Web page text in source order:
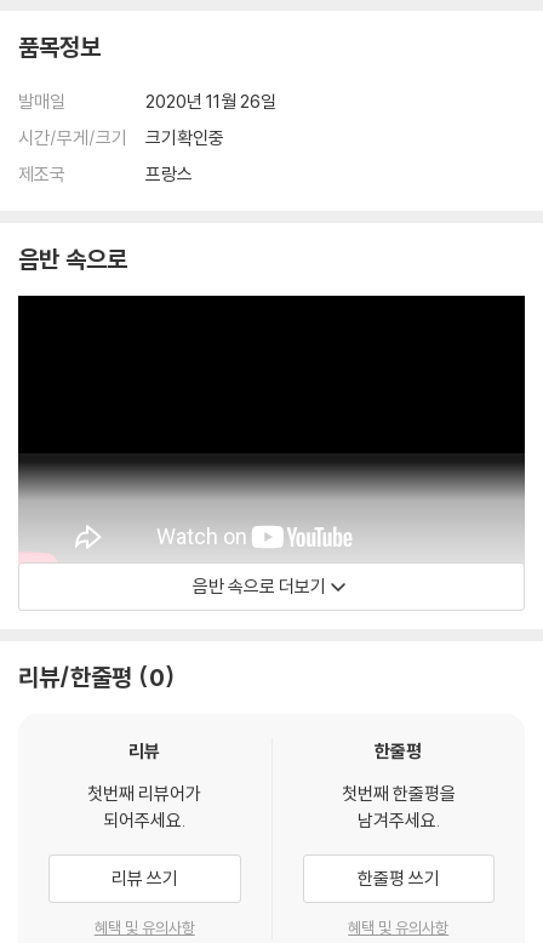
품목정보
발매일
2020년 11월 26일
시간/무게/크기
크기확인중
제조국
프랑스
음반 속으로
음반 속으로 더보기
리뷰/한줄평 0
리뷰
첫번째 리뷰어가
되어주세요.
리뷰 쓰기
혜택 및 유의사항
한줄평
첫번째 한줄평을
남겨주세요.
한줄평 쓰기
혜택 및 유의사항